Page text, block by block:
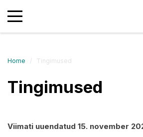
Home Tingimused
Tingimused
Viimati uuendatud 15. november